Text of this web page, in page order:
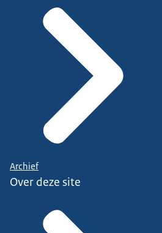
Archief
Over deze site